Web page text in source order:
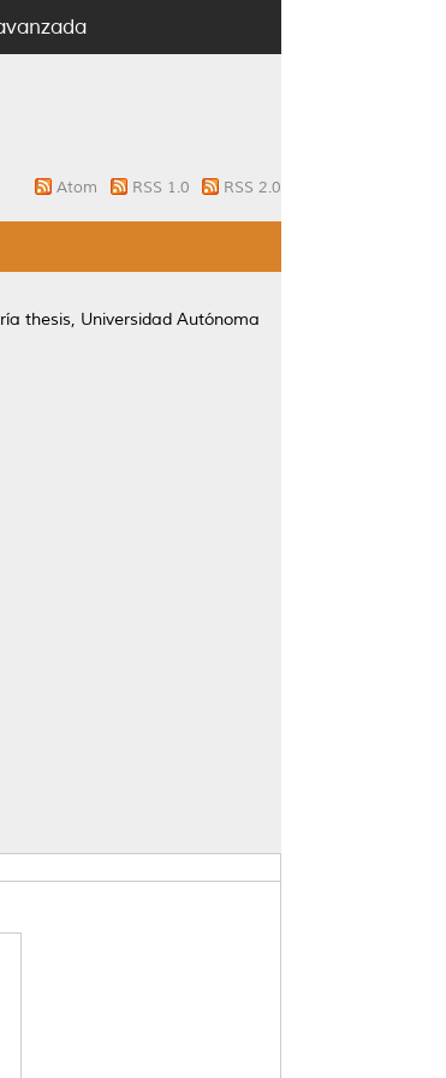
Atom RSS 1.0 RSS 2.0
thesis, Universidad Autónoma